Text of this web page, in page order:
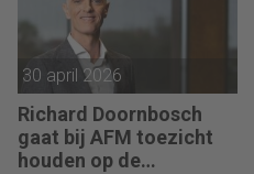
30 april 2026
Richard Doornbosch
gaat bij AFM toezicht
houden op de